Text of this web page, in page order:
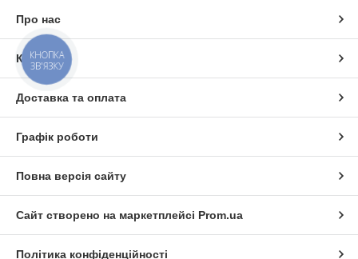
Про нас
Контакти
Доставка та оплата
Графік роботи
Повна версія сайту
Сайт створено на маркетплейсі Prom.ua
Політика конфіденційності
КНОПКА
ЗВ'ЯЗКУ